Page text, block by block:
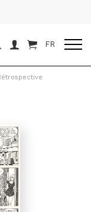
FR